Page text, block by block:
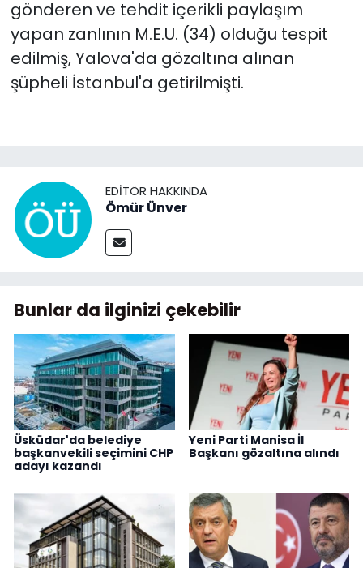
gönderen ve tehdit içerikli paylaşım
yapan zanlının M.E.U. (34) olduğu tespit
edilmiş, Yalova'da gözaltına alınan
şüpheli İstanbul'a getirilmişti.
EDITÖR HAKKINDA
Ömür Ünver
Bunlar da ilginizi çekebilir
Üsküdar'da belediye
başkanvekili seçimini CHP
adayı kazandı
Yeni Parti Manisa İl
Başkanı gözaltına alındı